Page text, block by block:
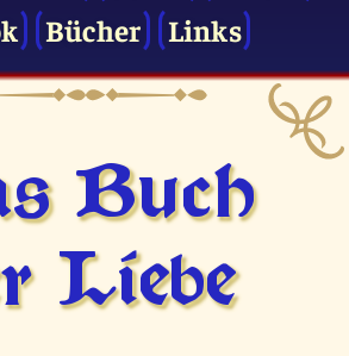
Bücher Links
Buch
Liebe